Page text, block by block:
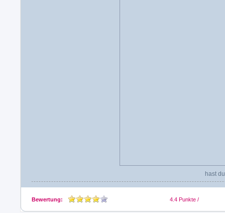
hast
Bewertung: 4.4 Punkte /